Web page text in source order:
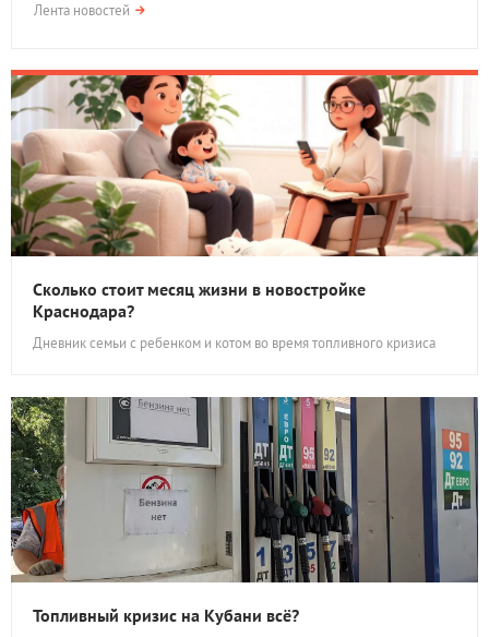
Лента новостей
Сколько стоит месяц жизни в новостройке
Краснодара?
Дневник семьи с ребенком и котом во время топливного кризиса
Топливный кризис на Кубани всё?